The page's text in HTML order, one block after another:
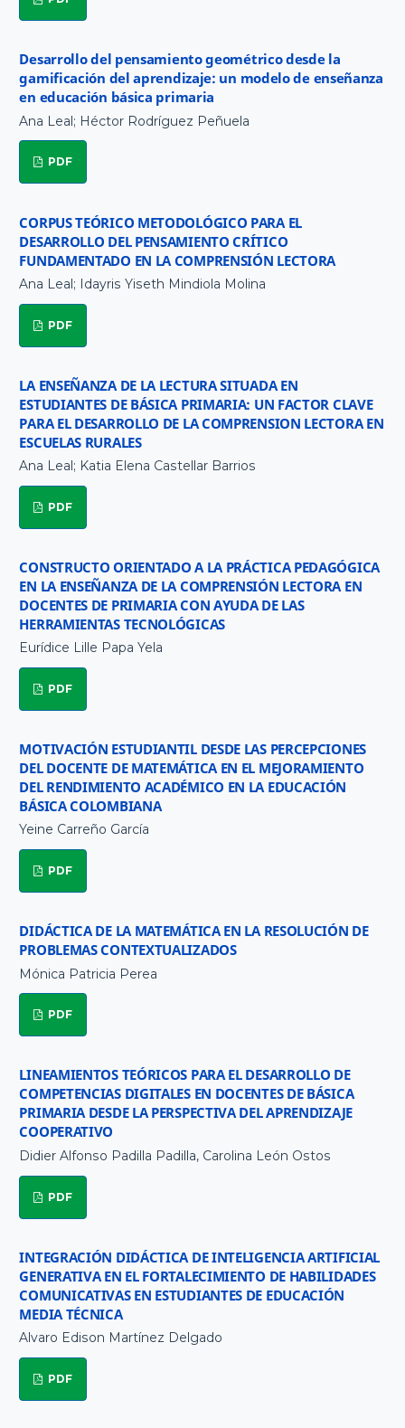
Desarrollo del pensamiento geométrico desde la
gamificación del aprendizaje: un modelo de enseñanza
en educación básica primaria
Ana Leal; Héctor Rodríguez Peñuela
PDF
CORPUS TEÓRICO METODOLÓGICO PARA EL
DESARROLLO DEL PENSAMIENTO CRÍTICO
FUNDAMENTADO EN LA COMPRENSIÓN LECTORA
Ana Leal; Idayris Yiseth Mindiola Molina
PDF
LA ENSEÑANZA DE LA LECTURA SITUADA EN
ESTUDIANTES DE BÁSICA PRIMARIA: UN FACTOR CLAVE
PARA EL DESARROLLO DE LA COMPRENSION LECTORA EN
ESCUELAS RURALES
Ana Leal; Katia Elena Castellar Barrios
PDF
CONSTRUCTO ORIENTADO A LA PRÁCTICA PEDAGÓGICA
EN LA ENSEÑANZA DE LA COMPRENSIÓN LECTORA EN
DOCENTES DE PRIMARIA CON AYUDA DE LAS
HERRAMIENTAS TECNOLÓGICAS
Eurídice Lille Papa Yela
PDF
MOTIVACIÓN ESTUDIANTIL DESDE LAS PERCEPCIONES
DEL DOCENTE DE MATEMÁTICA EN EL MEJORAMIENTO
DEL RENDIMIENTO ACADÉMICO EN LA EDUCACIÓN
BÁSICA COLOMBIANA
Yeine Carreño García
PDF
DIDÁCTICA DE LA MATEMÁTICA EN LA RESOLUCIÓN DE
PROBLEMAS CONTEXTUALIZADOS
Mónica Patricia Perea
PDF
LINEAMIENTOS TEÓRICOS PARA EL DESARROLLO DE
COMPETENCIAS DIGITALES EN DOCENTES DE BÁSICA
PRIMARIA DESDE LA PERSPECTIVA DEL APRENDIZAJE
COOPERATIVO
Didier Alfonso Padilla Padilla, Carolina León Ostos
PDF
INTEGRACIÓN DIDÁCTICA DE INTELIGENCIA ARTIFICIAL
GENERATIVA EN EL FORTALECIMIENTO DE HABILIDADES
COMUNICATIVAS EN ESTUDIANTES DE EDUCACIÓN
MEDIA TÉCNICA
Alvaro Edison Martínez Delgado
PDF